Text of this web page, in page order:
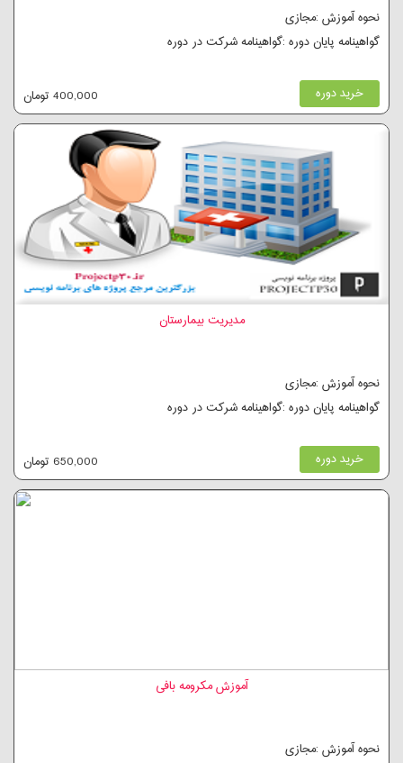
نحوه آموزش :مجازی
گواهینامه پایان دوره :گواهینامه شرکت در دوره
خرید دوره 400,000 تومان
مدیریت بیمارستان
نحوه آموزش :مجازی
گواهینامه پایان دوره :گواهینامه شرکت در دوره
خرید دوره 650,000 تومان
آموزش مکرومه بافی
نحوه آموزش :مجازی